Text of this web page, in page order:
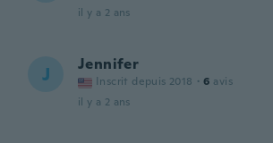
il y a 2 ans
J Jennifer
Inscrit depuis 2018 · 6 avis
il y a 2 ans